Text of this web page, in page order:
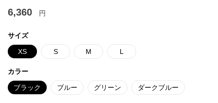
6,360 円
サイズ
XS S M L
カラー
ブラック ブルー グリーン ダークブルー